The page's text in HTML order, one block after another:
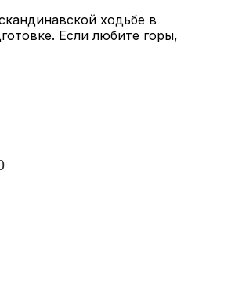
ходьбе в
Если любите горы,